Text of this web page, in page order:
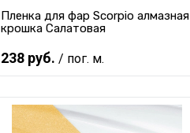
Пленка для фар Scorpio алмазная
крошка Салатовая
238 руб. / пог. м.
В корзину